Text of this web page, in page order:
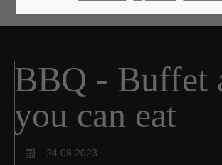
BBQ - Buffet
you can eat
24.09.2023